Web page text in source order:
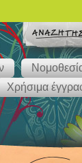
Χρήσιμα